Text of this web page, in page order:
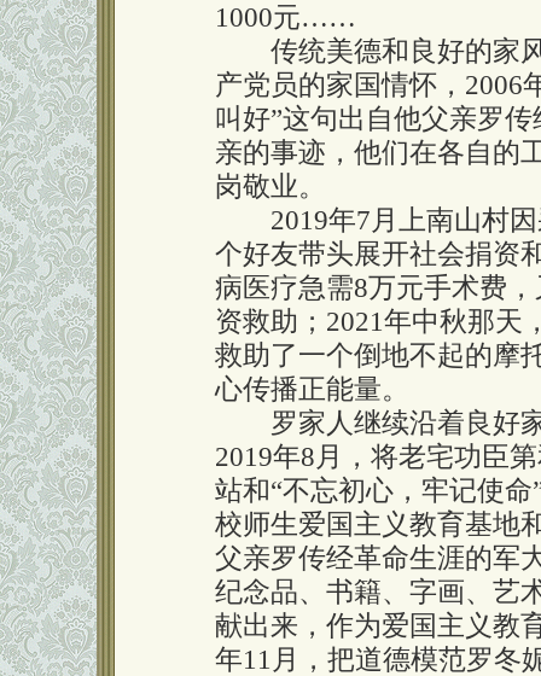
1000元……
传统美德和良好的家风
产党员的家国情怀，2006
叫好”这句出自他父亲罗
亲的事迹，他们在各自的
岗敬业。
2019年7月上南山村因
个好友带头展开社会捐资
病医疗急需8万元手术费
资救助；2021年中秋那天
救助了一个倒地不起的摩
心传播正能量。
罗家人继续沿着良好家
2019年8月，将老宅功臣
站和“不忘初心，牢记使
校师生爱国主义教育基地
父亲罗传经革命生涯的军
纪念品、书籍、字画、艺
献出来，作为爱国主义教
年11月，把道德模范罗冬